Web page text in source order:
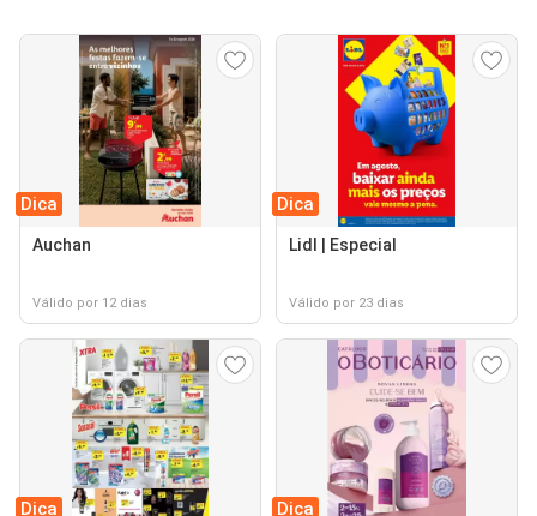
Dica
Auchan
Válido por 12 dias
Dica
Lidl | Especial
Válido por 23 dias
Dica Dica